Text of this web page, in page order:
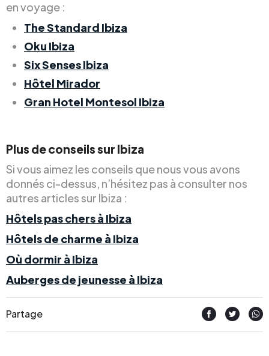
en voyage :
The Standard Ibiza
Oku Ibiza
Six Senses Ibiza
Hôtel Mirador
Gran Hotel Montesol Ibiza
Plus de conseils sur Ibiza
Si vous aimez les conseils que nous vous avons
donnés ci-dessus, n’hésitez pas à consulter nos
autres articles sur Ibiza :
Hôtels pas chers à Ibiza
Hôtels de charme à Ibiza
Où dormir à Ibiza
Auberges de jeunesse à Ibiza
Partage